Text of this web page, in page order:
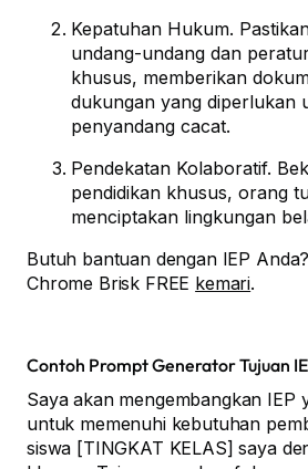
Kepatuhan Hukum.
undang-undang dan
khusus, memberikan
dukungan yang diperlukan
penyandang cacat.
Pendekatan Kolaboratif.
pendidikan khusus, orang
menciptakan lingkungan
Butuh bantuan dengan IEP
Chrome Brisk FREE kemari.
Contoh Prompt Generator Tujuan
Saya akan mengembangkan IEP
untuk memenuhi kebutuhan
siswa [TINGKAT KELAS] saya